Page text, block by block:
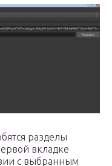
разделы
вкладке
с выбранным